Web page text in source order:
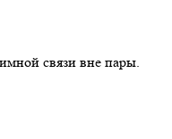
связи вне пары.